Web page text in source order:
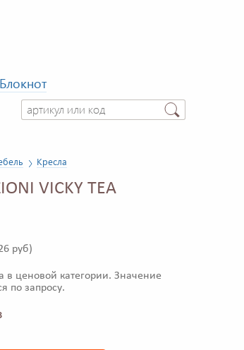
Блокнот
Кресла
VICKY TEA
руб)
в ценовой категории. Значение
по запросу.